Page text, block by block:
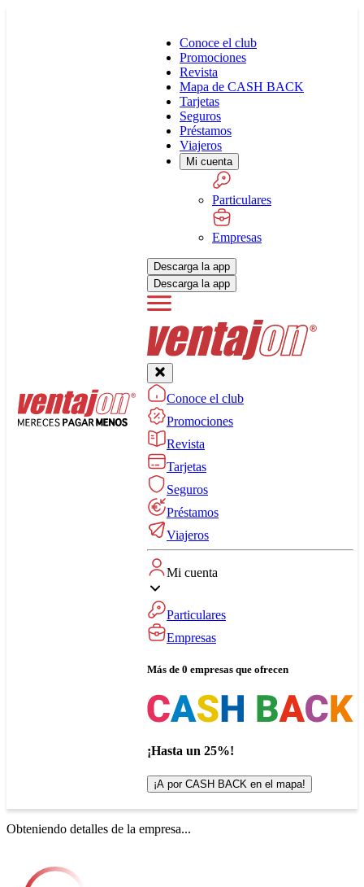
Conoce el club
Promociones
Revista
Mapa de CASH BACK
Tarjetas
Seguros
Préstamos
Viajeros
Mi cuenta
Particulares
Empresas
Descarga la app
Descarga la app
Conoce el club
Promociones
Revista
Tarjetas
Seguros
Préstamos
Viajeros
Mi cuenta
Particulares
Empresas
Más de 0 empresas que ofrecen
¡Hasta un 25%!
¡A por CASH BACK en el mapa!
Obteniendo detalles de la empresa...